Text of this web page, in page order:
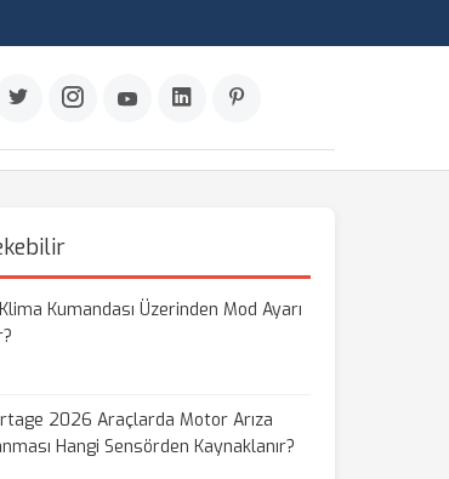
Kumandası Üzerinden Mod Ayarı
2026 Araçlarda Motor Arıza
Hangi Sensörden Kaynaklanır?